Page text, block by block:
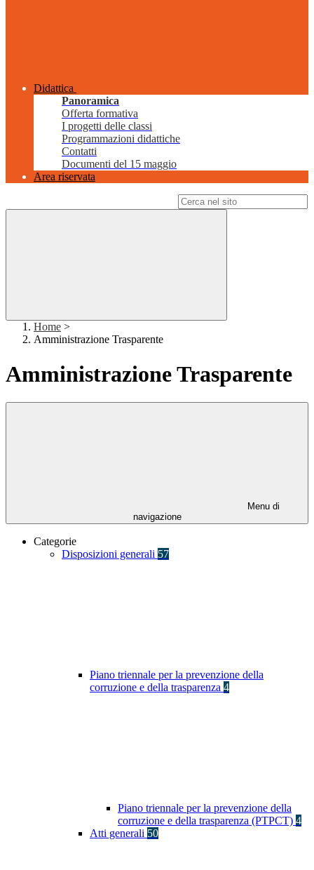
Didattica
Panoramica
Offerta formativa
I progetti delle classi
Programmazioni didattiche
Contatti
Documenti del 15 maggio
Area riservata
Home >
Amministrazione Trasparente
Amministrazione Trasparente
Menu di
navigazione
Categorie
Disposizioni generali 57
Piano triennale per la prevenzione della
corruzione e della trasparenza 4
Piano triennale per la prevenzione della
corruzione e della trasparenza (PTPCT) 4
Atti generali 50